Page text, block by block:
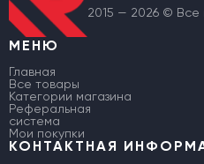
2015 — 2026 ©
МЕНЮ
Главная
Все товары
Категории магазина
Реферальная
система
Мои покупки
КОНТАКТНАЯ